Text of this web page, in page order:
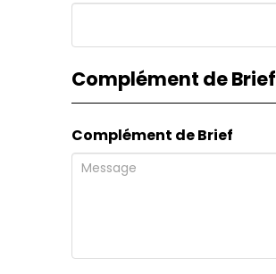
Complément de Brief
Complément de Brief